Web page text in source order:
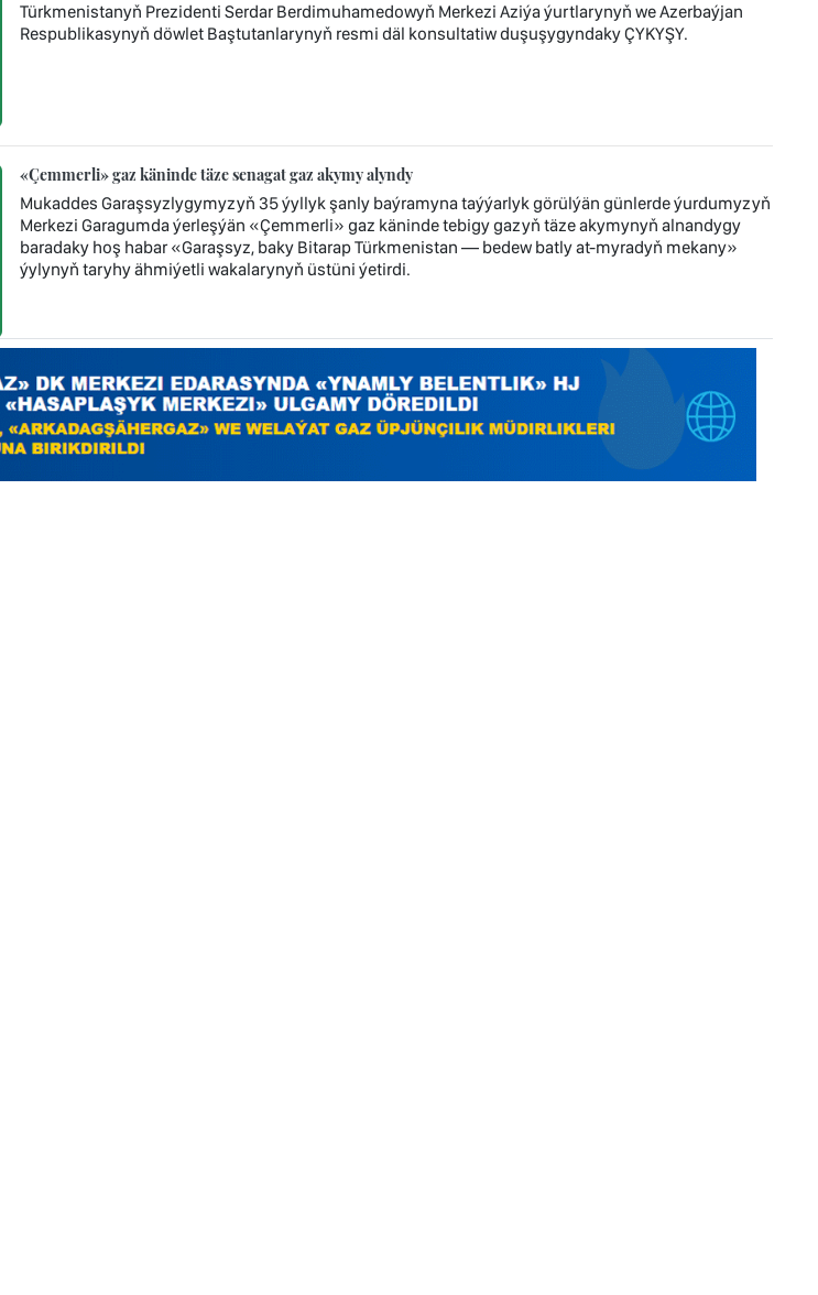
Türkmenistanyň Prezidenti Serdar Berdimuhamedowyň Merkezi Aziýa ýurtlarynyň we Azerbaýjan
Respublikasynyň döwlet Baştutanlarynyň resmi däl konsultatiw duşuşygyndaky ÇYKYŞY.
«Çemmerli» gaz käninde täze senagat gaz akymy alyndy
Mukaddes Garaşsyzlygymyzyň 35 ýyllyk şanly baýramyna taýýarlyk görülýän günlerde ýurdumyzyň
Merkezi Garagumda ýerleşýän «Çemmerli» gaz käninde tebigy gazyň täze akymynyň alnandygy
baradaky hoş habar «Garaşsyz, baky Bitarap Türkmenistan — bedew batly at-myradyň mekany»
ýylynyň taryhy ähmiýetli wakalarynyň üstüni ýetirdi.